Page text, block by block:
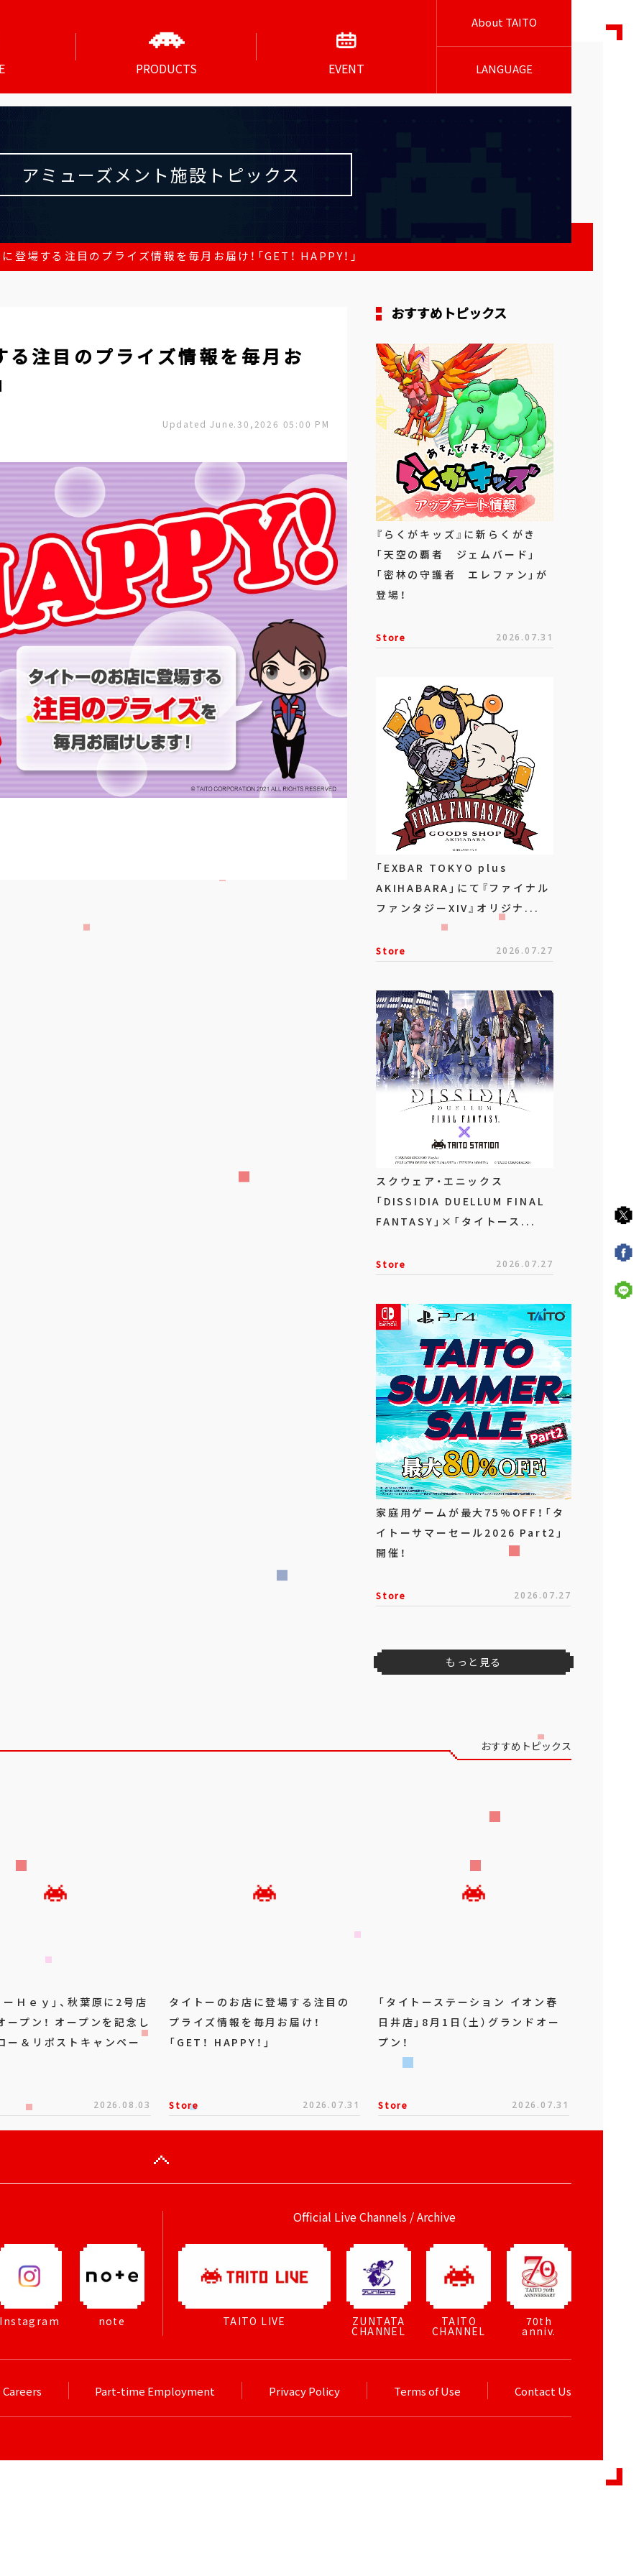
PRODUCTS EVENT
About TAITO
LANGUAGE
アミューズメント施設トピックス
登場する注目のプライズ情報を毎月お届け！「GET！ HAPPY！」
注目のプライズ情報を毎月お
Updated June.30,2026 05:00 PM
おすすめトピックス
『らくがキッズ』に新らくがき
「天空の覇者 ジェムバード」
「密林の守護者 エレファン」が
登場！
Store 2026.07.31
「EXBAR TOKYO plus
AKIHABARA」にて『ファイナル
ファンタジーXIV』オリジナ...
Store 2026.07.27
スクウェア・エニックス
「DISSIDIA DUELLUM FINAL
FANTASY」×「タイトース...
Store 2026.07.27
家庭用ゲームが最大75%OFF！「タ
イトーサマーセール2026 Part2」
開催！
Store 2026.07.27
もっと見る
おすすめトピックス
ーＨｅｙ」、秋葉原に2号店
ープン！ オープンを記念し
ー＆リポストキャンペー
2026.08.03
タイトーのお店に登場する注目の
プライズ情報を毎月お届け！
「GET！ HAPPY！」
Store 2026.07.31
「タイトーステーション イオン春
日井店」8月1日（土）グランドオー
プン！
Store 2026.07.31
Instagram note
Official Live Channels / Archive
TAITO LIVE ZUNTATA
CHANNEL
TAITO
CHANNEL
70th
anniv.
Careers Part-time Employment Privacy Policy Terms of Use Contact Us